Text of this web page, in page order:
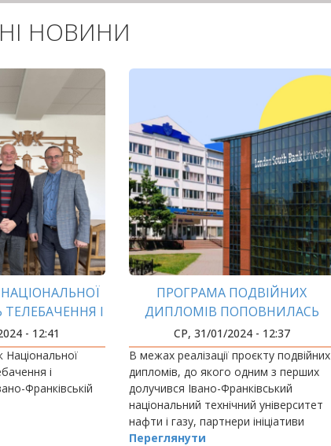
НОВИНИ
І
ЗАВІТАВ ДО
- 12:41
і
Франківській
ПРОГРАМА ПОДВІЙНИХ
ДИПЛОМІВ ПОПОВНИЛАСЬ
НОВОЮ ОСВІТНЬОЮ
ПРОГРАМОЮ
СР, 31/01/2024 - 12:37
В межах реалізації проєкту подвійних
дипломів, до якого одним з перших
долучився Івано-Франківський
національний технічний університет
нафти і газу, партнери ініціативи
Twinning – ІФНТУНГ та
Переглянути